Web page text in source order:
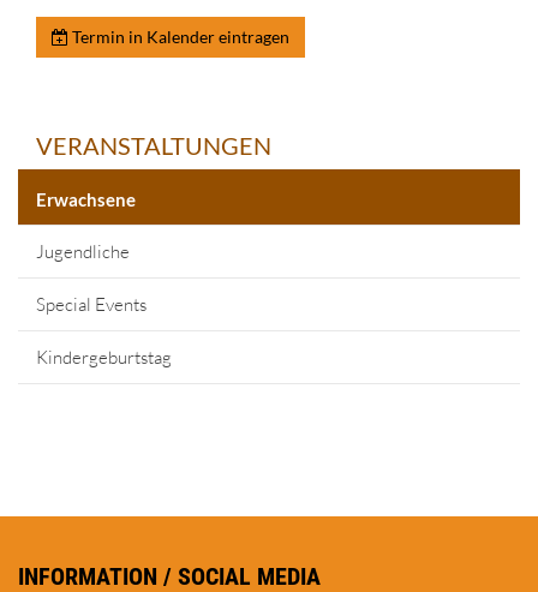
Termin in Kalender eintragen
VERANSTALTUNGEN
Erwachsene
Jugendliche
Special Events
Kindergeburtstag
INFORMATION / SOCIAL MEDIA